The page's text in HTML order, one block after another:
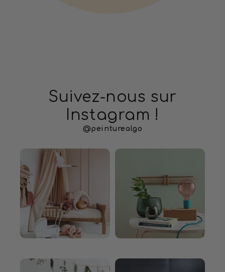
Suivez-nous sur
Instagram !
@peinturealgo